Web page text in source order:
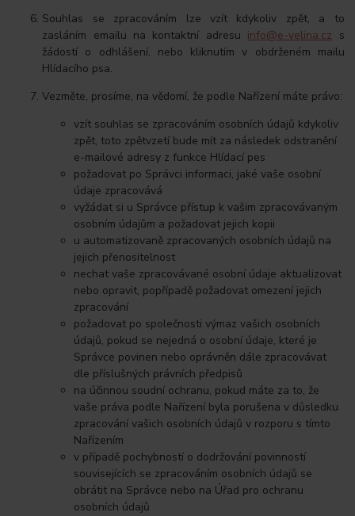
Souhlas se zpracováním lze vzít kdykoliv zpět, a to
zasláním emailu na kontaktní adresu info@e-velina.cz s
žádostí o odhlášení, nebo kliknutím v obdrženém mailu
Hlídacího psa.
Vezměte, prosíme, na vědomí, že podle Nařízení máte právo:
vzít souhlas se zpracováním osobních údajů kdykoliv
zpět, toto zpětvzetí bude mít za následek odstranění
e-mailové adresy z funkce Hlídací pes
požadovat po Správci informaci, jaké vaše osobní
údaje zpracovává
vyžádat si u Správce přístup k vašim zpracovávaným
osobním údajům a požadovat jejich kopii
u automatizovaně zpracovaných osobních údajů na
jejich přenositelnost
nechat vaše zpracovávané osobní údaje aktualizovat
nebo opravit, popřípadě požadovat omezení jejich
zpracování
požadovat po společnosti výmaz vašich osobních
údajů, pokud se nejedná o osobní údaje, které je
Správce povinen nebo oprávněn dále zpracovávat
dle příslušných právních předpisů
na účinnou soudní ochranu, pokud máte za to, že
vaše práva podle Nařízení byla porušena v důsledku
zpracování vašich osobních údajů v rozporu s tímto
Nařízením
v případě pochybností o dodržování povinností
souvisejících se zpracováním osobních údajů se
obrátit na Správce nebo na Úřad pro ochranu
osobních údajů